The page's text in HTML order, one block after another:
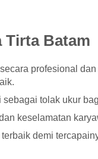
Tirta Batam
profesional
sebagai tolak ukur
keselamatan
demi